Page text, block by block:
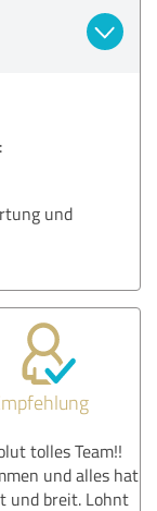
und
tolles Team!!
und alles hat
und breit. Lohnt